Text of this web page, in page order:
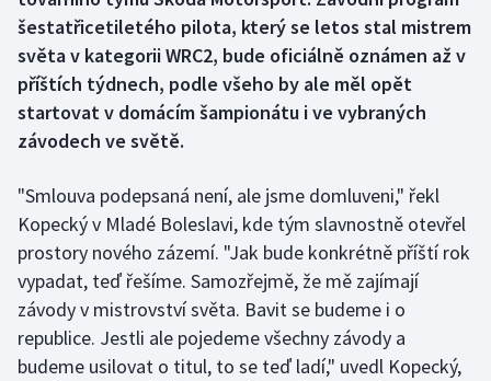
Curling
Dostihy
Futsal
Golf
Gymnastika
Házená
šestatřicetiletého pilota, který se letos stal mistrem
světa v kategorii WRC2, bude oficiálně oznámen až v
příštích týdnech, podle všeho by ale měl opět
startovat v domácím šampionátu i ve vybraných
závodech ve světě.
"Smlouva podepsaná není, ale jsme domluveni," řekl
Kopecký v Mladé Boleslavi, kde tým slavnostně otevřel
prostory nového zázemí. "Jak bude konkrétně příští rok
vypadat, teď řešíme. Samozřejmě, že mě zajímají
závody v mistrovství světa. Bavit se budeme i o
republice. Jestli ale pojedeme všechny závody a
budeme usilovat o titul, to se teď ladí," uvedl Kopecký,